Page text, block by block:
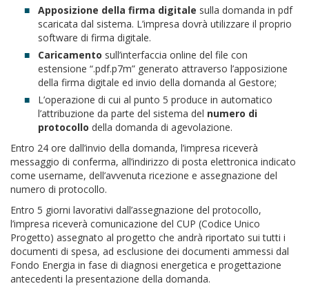
Apposizione della firma digitale sulla domanda in pdf
scaricata dal sistema. L’impresa dovrà utilizzare il proprio
software di firma digitale.
Caricamento sull’interfaccia online del file con
estensione “.pdf.p7m” generato attraverso l’apposizione
della firma digitale ed invio della domanda al Gestore;
L’operazione di cui al punto 5 produce in automatico
l’attribuzione da parte del sistema del numero di
protocollo della domanda di agevolazione.
Entro 24 ore dall’invio della domanda, l’impresa riceverà
messaggio di conferma, all’indirizzo di posta elettronica indicato
come username, dell’avvenuta ricezione e assegnazione del
numero di protocollo.
Entro 5 giorni lavorativi dall’assegnazione del protocollo,
l’impresa riceverà comunicazione del CUP (Codice Unico
Progetto) assegnato al progetto che andrà riportato sui tutti i
documenti di spesa, ad esclusione dei documenti ammessi dal
Fondo Energia in fase di diagnosi energetica e progettazione
antecedenti la presentazione della domanda.